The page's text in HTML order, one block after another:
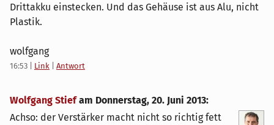
Drittakku einstecken. Und das Gehäuse ist aus Alu, nicht
Plastik.
wolfgang
16:53 Link Antwort
Wolfgang Stiefam Donnerstag, 20. Juni 2013:
Achso: der Verstärker macht nicht so richtig fett